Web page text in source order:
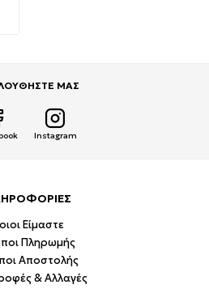
ΜΑΣ
Instagram
Είμαστε
Πληρωμής
Αποστολής
& Αλλαγές